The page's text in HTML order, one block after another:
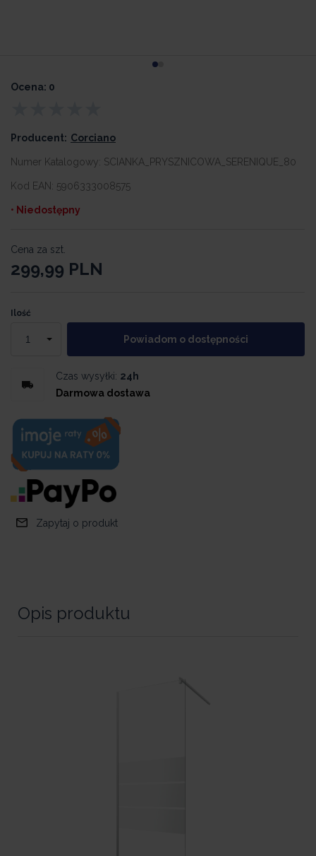
Ocena: 0
Producent: Corciano
Numer Katalogowy: SCIANKA_PRYSZNICOWA_SERENIQUE_80
Kod EAN: 5906333008575
• Niedostępny
Cena za szt.
299,99 PLN
Ilość
Powiadom o dostępności
Czas wysyłki: 24h
Darmowa dostawa
Zapytaj o produkt
Opis produktu